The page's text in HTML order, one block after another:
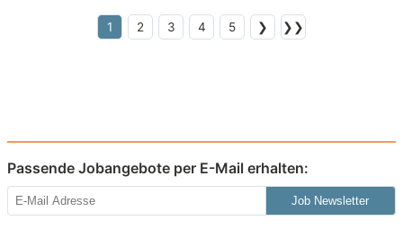
1 2 3 4 5 ❯ ❯❯
Passende Jobangebote per E-Mail erhalten:
Job Newsletter